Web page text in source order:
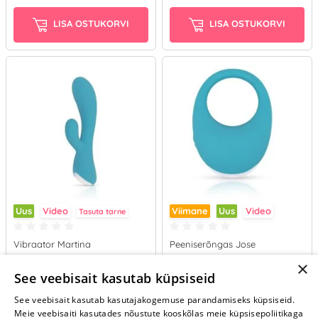
LISA OSTUKORVI LISA OSTUKORVI
Uus Video Tasuta tarne
Vibraator Martina
59.95 €
LISA OSTUKORVI
Viimane Uus Video
Peeniserõngas Jose
49.95 €
LISA OSTUKORVI
×
See veebisait kasutab küpsiseid
See veebisait kasutab kasutajakogemuse parandamiseks küpsiseid.
Meie veebisaiti kasutades nõustute kooskõlas meie küpsisepoliitikaga